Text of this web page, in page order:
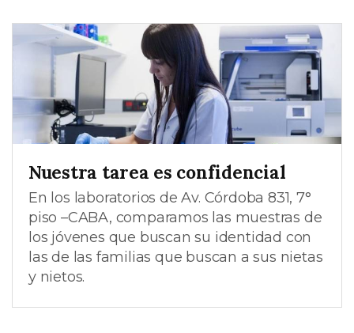
Nuestra tarea es confidencial
En los laboratorios de Av. Córdoba 831, 7°
piso –CABA, comparamos las muestras de
los jóvenes que buscan su identidad con
las de las familias que buscan a sus nietas
y nietos.